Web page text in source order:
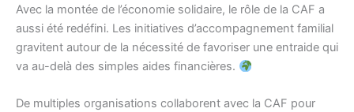
Avec la montée de l’économie solidaire, le rôle de la CAF a
aussi été redéfini. Les initiatives d’accompagnement familial
gravitent autour de la nécessité de favoriser une entraide qui
va au-delà des simples aides financières.
De multiples organisations collaborent avec la CAF pour